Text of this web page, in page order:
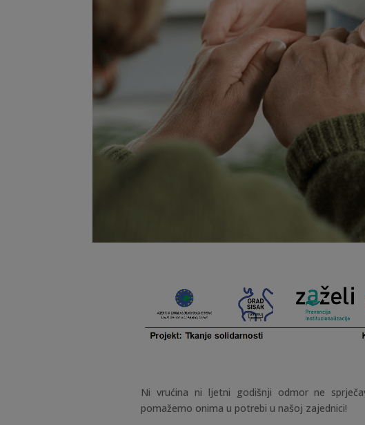
Ni vrućina ni ljetni godišnji odmor ne
pomažemo onima u potrebi u našoj zajednici!